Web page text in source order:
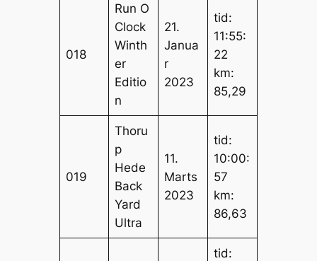
018
Run O
Clock
Winth
er
Editio
n
21.
Janua
r
2023
tid:
11:55:
22
km:
85,29
019
Thoru
p
Hede
Back
Yard
Ultra
11.
Marts
2023
tid:
10:00:
57
km:
86,63
tid: